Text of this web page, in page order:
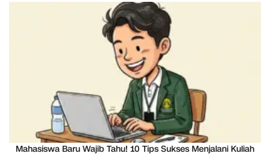
Mahasiswa Baru Wajib Tahu! 10 Tips Sukses Menjalani Kuliah